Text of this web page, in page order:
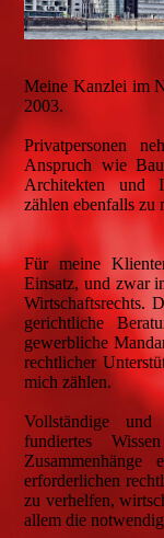
Meine Kanzlei im
2003.
Privatpersonen
Anspruch wie
Architekten und
zählen ebenfalls zu
Für meine
Einsatz, und zwar
Wirtschaftsrechts.
gerichtliche
gewerbliche
rechtlicher
mich zählen.
Vollständige
fundiertes
erforderlichen
zu verhelfen,
allem die